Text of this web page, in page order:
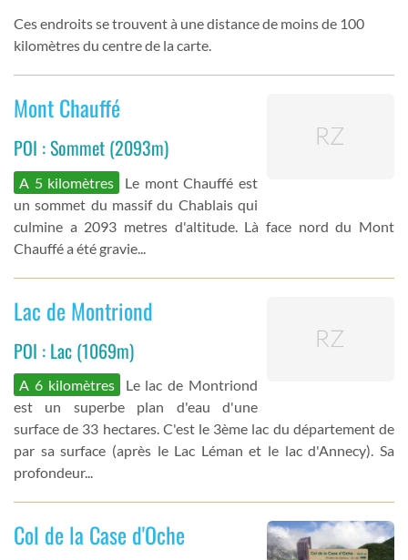
Ces endroits se trouvent à une distance de moins de 100
kilomètres du centre de la carte.
Mont Chauffé
POI : Sommet (2093m)
A 5 kilomètres
Le mont Chauffé est
un sommet du massif du Chablais qui
culmine a 2093 metres d'altitude. Là face nord du Mont
Chauffé a été gravie...
Lac de Montriond
POI : Lac (1069m)
A 6 kilomètres
Le lac de Montriond
est un superbe plan d'eau d'une
surface de 33 hectares. C'est le 3ème lac du département de
par sa surface (après le Lac Léman et le lac d'Annecy). Sa
profondeur...
Col de la Case d'Oche